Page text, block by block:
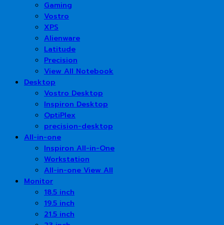
Gaming
Vostro
XPS
Alienware
Latitude
Precision
View All Notebook
Desktop
Vostro Desktop
Inspiron Desktop
OptiPlex
precision-desktop
All-in-one
Inspiron All-in-One
Workstation
All-in-one View All
Monitor
18.5 inch
19.5 inch
21.5 inch